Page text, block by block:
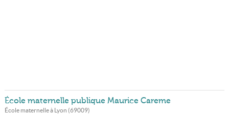
École maternelle publique Maurice Careme
École maternelle à Lyon (69009)